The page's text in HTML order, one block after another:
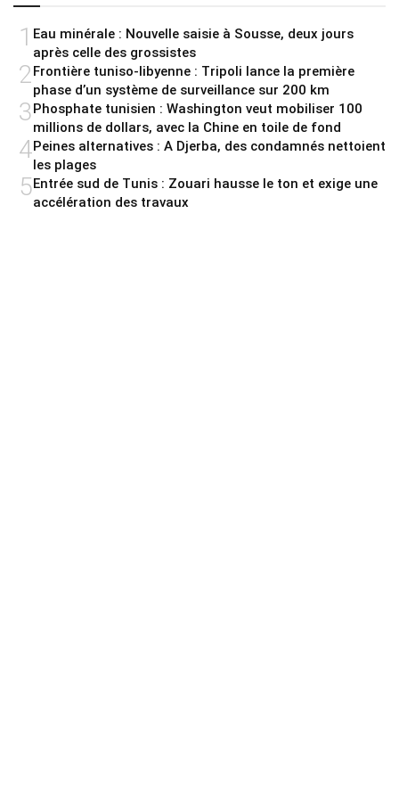
1 Eau minérale : Nouvelle saisie à Sousse, deux jours
après celle des grossistes
2 Frontière tuniso-libyenne : Tripoli lance la première
phase d’un système de surveillance sur 200 km
3Phosphate tunisien : Washington veut mobiliser 100
millions de dollars, avec la Chine en toile de fond
4Peines alternatives : A Djerba, des condamnés nettoient
les plages
5Entrée sud de Tunis : Zouari hausse le ton et exige une
accélération des travaux